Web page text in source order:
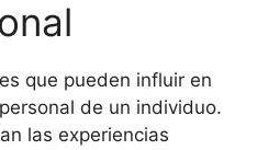
que pueden influir en
de un individuo.
las experiencias